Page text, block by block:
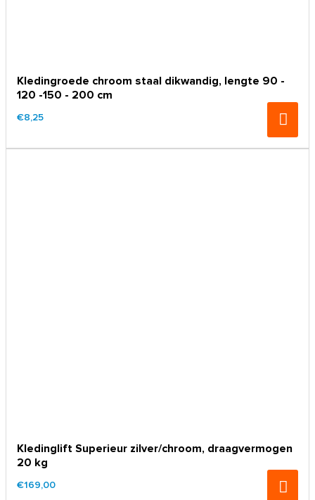
Kledingroede chroom staal dikwandig, lengte 90 -
120 -150 - 200 cm
€8,25
Kledinglift Superieur zilver/chroom, draagvermogen
20 kg
€169,00